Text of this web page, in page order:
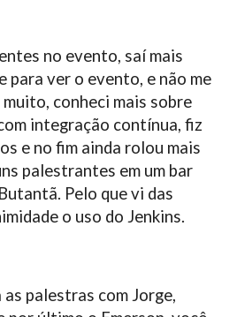
no evento, saí mais
para ver o evento, e não me
conheci mais sobre
integração contínua, fiz
e no fim ainda rolou mais
palestrantes em um bar
Pelo que vi das
o uso do Jenkins.
as palestras com Jorge,